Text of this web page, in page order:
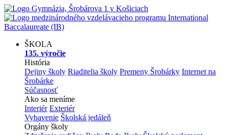
ŠKOLA
135. výročie
História
Dejiny školy Riaditelia školy Premeny Šrobárky Internet na
Šrobárke
Súčasnosť
Ako sa meníme
Interiér Exteriér
Vybavenie Školská jedáleň
Orgány školy